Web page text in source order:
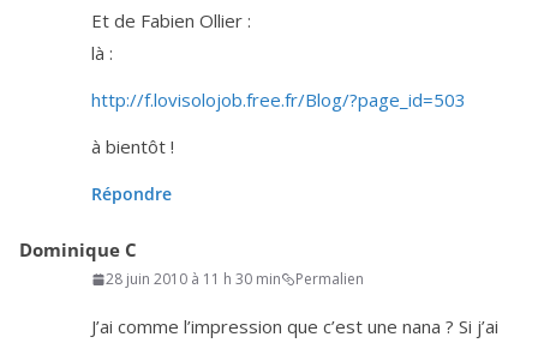
Et de Fabien Ollier :
là :
http://f.lovisolojob.free.fr/Blog/?page_id=503
à bien­tôt !
Répondre
Dominique C
28 juin 2010 à 11 h 30 min Permalien
J’ai comme l’im­pres­sion que c’est une nana ? Si j’ai